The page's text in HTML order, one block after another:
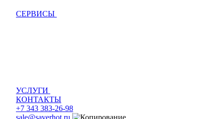
СЕРВИСЫ
УСЛУГИ
КОНТАКТЫ
+7 343 383-26-98
sale@saverhot.ru